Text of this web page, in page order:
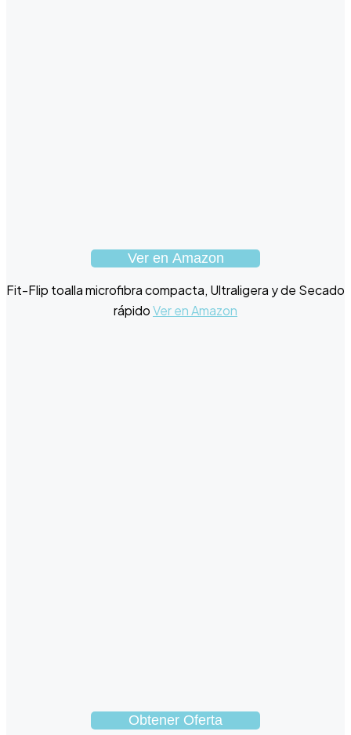
Ver en Amazon
Fit-Flip toalla microfibra compacta, Ultraligera y de Secado
rápidoVer en Amazon
Obtener Oferta